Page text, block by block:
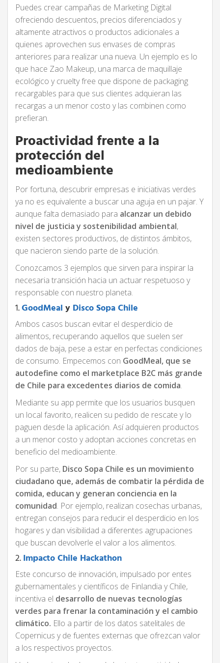
Puedes crear campañas de Marketing Digital
ofreciendo descuentos, precios diferenciados y
altamente atractivos o productos adicionales a
quienes aprovechen sus envases de compras
anteriores para realizar una nueva. Un ejemplo es lo
que hace Zao Makeup, una marca de maquillaje
ecológico y cruelty free que dispone de packaging
recargables para que sus clientes adquieran las
recargas a un menor costo y las combinen como
prefieran.
Proactividad frente a la
protección del
medioambiente
Por fortuna, descubrir empresas e iniciativas verdes
ya no es equivalente a buscar una aguja en un pajar. Y
aunque falta demasiado para alcanzar un debido
nivel de justicia y sostenibilidad ambiental,
existen sectores productivos, de distintos ámbitos,
que nacieron siendo parte de la solución.
Conozcamos 3 ejemplos que sirven para inspirar la
necesaria transición hacia un actuar respetuoso y
responsable con nuestro planeta.
1.GoodMeal y Disco Sopa Chile
Ambos casos buscan evitar el desperdicio de
alimentos, recuperando aquellos que suelen ser
dados de baja, pese a estar en perfectas condiciones
de consumo. Empecemos con GoodMeal, que se
autodefine como el marketplace B2C más grande
de Chile para excedentes diarios de comida.
Mediante su app permite que los usuarios busquen
un local favorito, realicen su pedido de rescate y lo
paguen desde la aplicación. Así adquieren productos
a un menor costo y adoptan acciones concretas en
beneficio del medioambiente.
Por su parte, Disco Sopa Chile es un movimiento
ciudadano que, además de combatir la pérdida de
comida, educan y generan conciencia en la
comunidad. Por ejemplo, realizan cosechas urbanas,
entregan consejos para reducir el desperdicio en los
hogares y dan visibilidad a diferentes agrupaciones
que buscan devolverle el valor a los alimentos.
2.Impacto Chile Hackathon
Este concurso de innovación, impulsado por entes
gubernamentales y científicos de Finlandia y Chile,
incentiva el desarrollo de nuevas tecnologías
verdes para frenar la contaminación y el cambio
climático. Ello a partir de los datos satelitales de
Copernicus y de fuentes externas que ofrezcan valor
a los respectivos proyectos.